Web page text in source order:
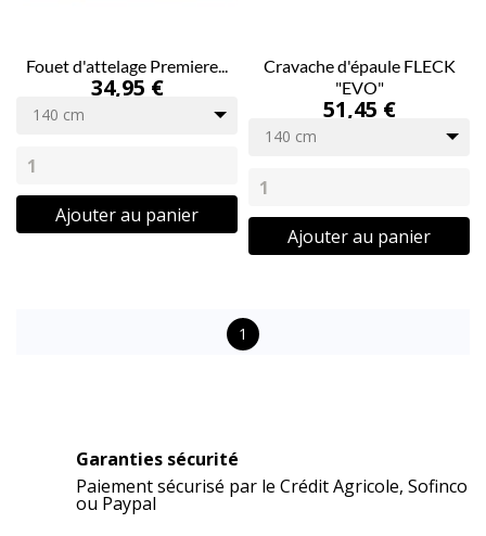
Fouet d'attelage Premiere...
34,95 €
140 cm
Ajouter au panier
Cravache d'épaule FLECK
"EVO"
51,45 €
140 cm
Ajouter au panier
1
Garanties sécurité
Paiement sécurisé par le Crédit Agricole, Sofinco
ou Paypal